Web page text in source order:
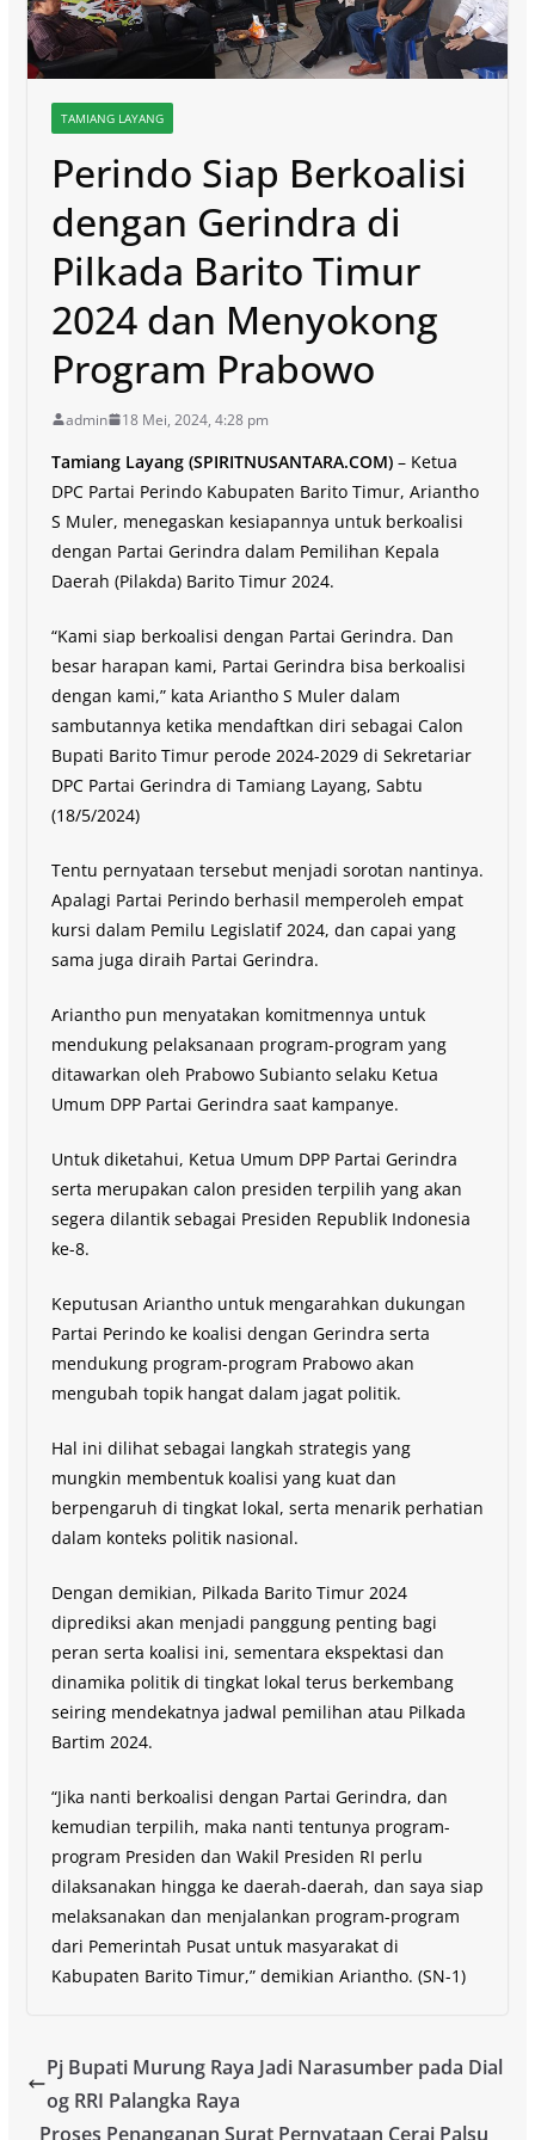
TAMIANG LAYANG
Perindo Siap Berkoalisi
dengan Gerindra di
Pilkada Barito Timur
2024 dan Menyokong
Program Prabowo
admin 18 Mei, 2024, 4:28 pm
Tamiang Layang (SPIRITNUSANTARA.COM)– Ketua
DPC Partai Perindo Kabupaten Barito Timur, Ariantho
S Muler, menegaskan kesiapannya untuk berkoalisi
dengan Partai Gerindra dalam Pemilihan Kepala
Daerah (Pilakda) Barito Timur 2024.
“Kami siap berkoalisi dengan Partai Gerindra. Dan
besar harapan kami, Partai Gerindra bisa berkoalisi
dengan kami,” kata Ariantho S Muler dalam
sambutannya ketika mendaftkan diri sebagai Calon
Bupati Barito Timur perode 2024-2029 di Sekretariar
DPC Partai Gerindra di Tamiang Layang, Sabtu
(18/5/2024)
Tentu pernyataan tersebut menjadi sorotan nantinya.
Apalagi Partai Perindo berhasil memperoleh empat
kursi dalam Pemilu Legislatif 2024, dan capai yang
sama juga diraih Partai Gerindra.
Ariantho pun menyatakan komitmennya untuk
mendukung pelaksanaan program-program yang
ditawarkan oleh Prabowo Subianto selaku Ketua
Umum DPP Partai Gerindra saat kampanye.
Untuk diketahui, Ketua Umum DPP Partai Gerindra
serta merupakan calon presiden terpilih yang akan
segera dilantik sebagai Presiden Republik Indonesia
ke-8.
Keputusan Ariantho untuk mengarahkan dukungan
Partai Perindo ke koalisi dengan Gerindra serta
mendukung program-program Prabowo akan
mengubah topik hangat dalam jagat politik.
Hal ini dilihat sebagai langkah strategis yang
mungkin membentuk koalisi yang kuat dan
berpengaruh di tingkat lokal, serta menarik perhatian
dalam konteks politik nasional.
Dengan demikian, Pilkada Barito Timur 2024
diprediksi akan menjadi panggung penting bagi
peran serta koalisi ini, sementara ekspektasi dan
dinamika politik di tingkat lokal terus berkembang
seiring mendekatnya jadwal pemilihan atau Pilkada
Bartim 2024.
“Jika nanti berkoalisi dengan Partai Gerindra, dan
kemudian terpilih, maka nanti tentunya program-
program Presiden dan Wakil Presiden RI perlu
dilaksanakan hingga ke daerah-daerah, dan saya siap
melaksanakan dan menjalankan program-program
dari Pemerintah Pusat untuk masyarakat di
Kabupaten Barito Timur,” demikian Ariantho. (SN-1)
Pj Bupati Murung Raya Jadi Narasumber pada Dial
og RRI Palangka Raya
Proses Penanganan Surat Pernyataan Cerai Palsu